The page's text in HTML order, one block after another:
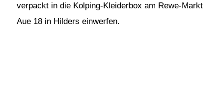
verpackt in die Kolping-Kleiderbox am Rewe-Markt
Aue 18 in Hilders einwerfen.